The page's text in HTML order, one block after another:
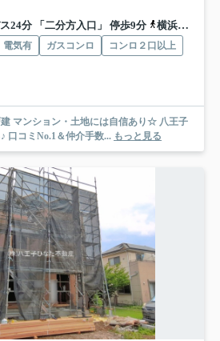
24分 「二分方入口」 停歩9分
横浜線「八王子」駅 バス24分 「二分方入口」 停歩9分
電気有 ガスコンロ
コンロ２口以上
ンション・土地には自信あり☆ 八王子
口コミNo.1＆仲介手数... もっと見る